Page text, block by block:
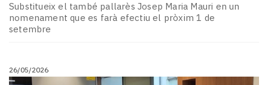
Substitueix el també pallarès Josep Maria Mauri en un
nomenament que es farà efectiu el pròxim 1 de
setembre
26/05/2026